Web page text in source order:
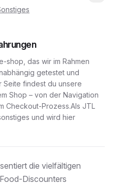
shop , das wir im Rahmen
getestet und
findest du unsere
Shop – von der Navigation
Checkout-Prozess.Als JTL
und wird hier
die vielfältigen
Discounters